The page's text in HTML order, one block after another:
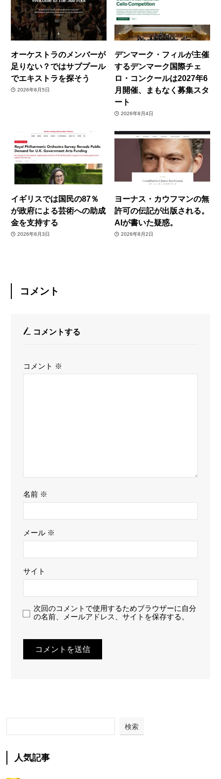
オーケストラのメンバーが
足りない？ではサブプール
でエキストラを探そう
2026年8月5日
デンマーク・フィルが主催
するデンマーク国際チェ
ロ・コンクールは2027年6
月開催、まもなく募集スタ
ート
2026年8月4日
イギリスでは国民の87％
が政府による芸術への助成
金を支持する
2026年8月3日
ヨーナス・カウフマンの無
許可の伝記が出版される。
AIが書いた疑惑。
2026年8月2日
コメント
コメントする
コメント ※
名前 ※
メール ※
サイト
次回のコメントで使用するためブラウザーに自分
の名前、メールアドレス、サイトを保存する。
検索
人気記事